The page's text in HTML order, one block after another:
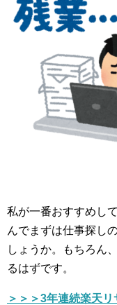
私が一番おすすめし
んでまずは仕事探し
しょうか。もちろん
るはずです。
＞＞＞3年連続楽天